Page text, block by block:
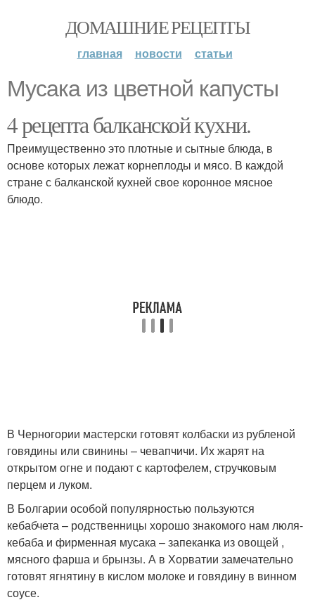
ДОМАШНИЕ РЕЦЕПТЫ
главная новости статьи
Мусака из цветной капусты
4 рецепта балканской кухни.
Преимущественно это плотные и сытные блюда, в
основе которых лежат корнеплоды и мясо. В каждой
стране с балканской кухней свое коронное мясное
блюдо.
В Черногории мастерски готовят колбаски из рубленой
говядины или свинины – чевапчичи. Их жарят на
открытом огне и подают с картофелем, стручковым
перцем и луком.
В Болгарии особой популярностью пользуются
кебабчета – родственницы хорошо знакомого нам люля-
кебаба и фирменная мусака – запеканка из овощей ,
мясного фарша и брынзы. А в Хорватии замечательно
готовят ягнятину в кислом молоке и говядину в винном
соусе.